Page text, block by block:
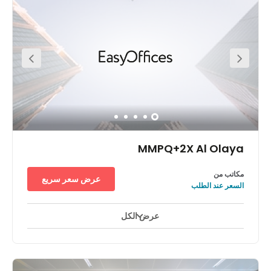
MMPQ+2X Al Olaya
مكاتب من
السعر عند الطلب
عرض سعر سريع
عرض الكل